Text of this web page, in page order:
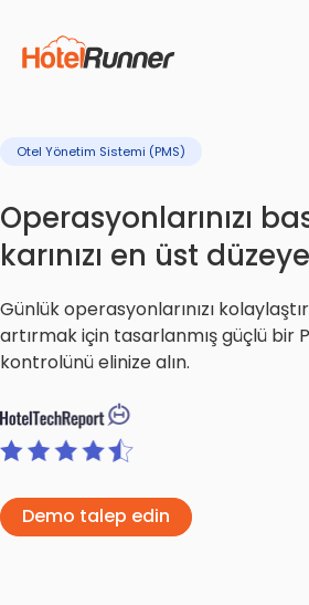
Otel Yönetim Sistemi (PMS)
Operasyonlarınızı
karınızı en üst
Günlük operasyonlarınızı
artırmak için tasarlanmış güçlü bir
kontrolünü elinize alın.
Demo talep edin